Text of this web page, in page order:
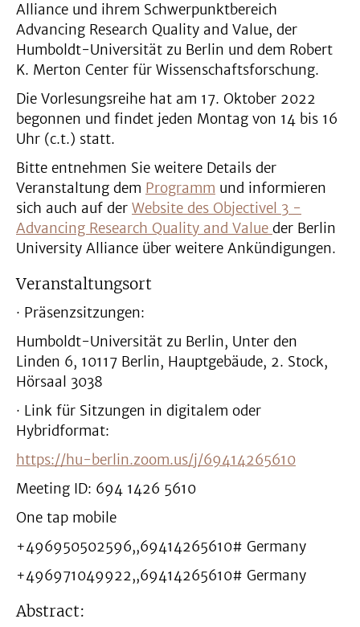
Alliance und ihrem Schwerpunktbereich
Advancing Research Quality and Value, der
Humboldt-Universität zu Berlin und dem Robert
K. Merton Center für Wissenschaftsforschung.
Die Vorlesungsreihe hat am 17. Oktober 2022
begonnen und findet jeden Montag von 14 bis 16
Uhr (c.t.) statt.
Bitte entnehmen Sie weitere Details der
Veranstaltung dem Programm und informieren
sich auch auf der Website des Objectivel 3 -
Advancing Research Quality and Value der Berlin
University Alliance über weitere Ankündigungen.
Veranstaltungsort
· Präsenzsitzungen:
Humboldt-Universität zu Berlin, Unter den
Linden 6, 10117 Berlin, Hauptgebäude, 2. Stock,
Hörsaal 3038
· Link für Sitzungen in digitalem oder
Hybridformat:
https://hu-berlin.zoom.us/j/69414265610
Meeting ID: 694 1426 5610
One tap mobile
+496950502596,,69414265610# Germany
+496971049922,,69414265610# Germany
Abstract: